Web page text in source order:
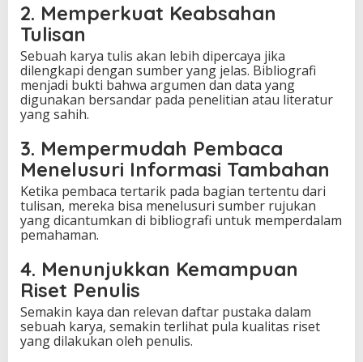
2. Memperkuat Keabsahan
Tulisan
Sebuah karya tulis akan lebih dipercaya jika
dilengkapi dengan sumber yang jelas. Bibliografi
menjadi bukti bahwa argumen dan data yang
digunakan bersandar pada penelitian atau literatur
yang sahih.
3. Mempermudah Pembaca
Menelusuri Informasi Tambahan
Ketika pembaca tertarik pada bagian tertentu dari
tulisan, mereka bisa menelusuri sumber rujukan
yang dicantumkan di bibliografi untuk memperdalam
pemahaman.
4. Menunjukkan Kemampuan
Riset Penulis
Semakin kaya dan relevan daftar pustaka dalam
sebuah karya, semakin terlihat pula kualitas riset
yang dilakukan oleh penulis.